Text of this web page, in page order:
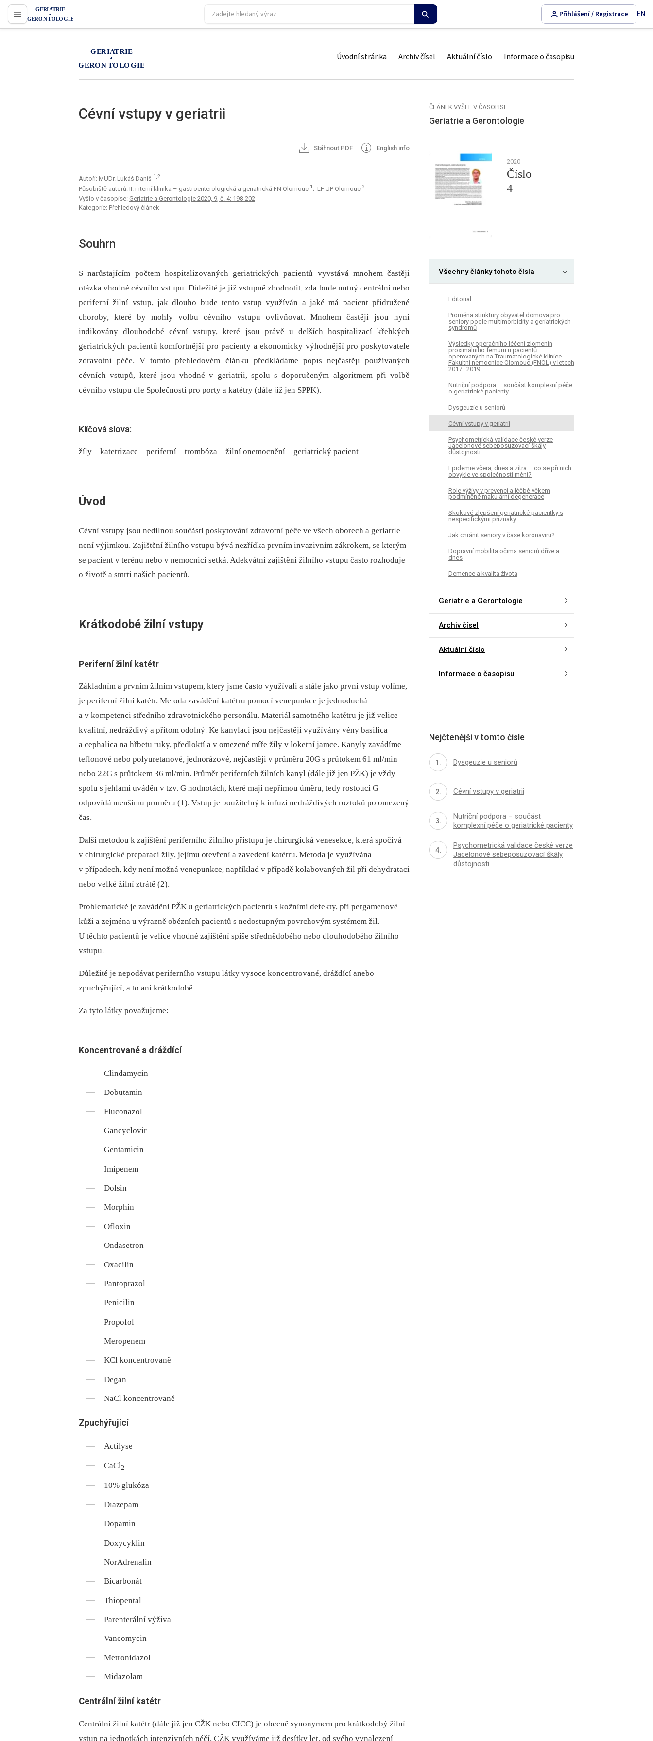
proLékaře.cz
Přihlášení / Registrace EN
proLékaře.cz Úvodní stránka Archiv čísel Aktuální číslo Informace o časopisu
Cévní vstupy v geriatrii
Stáhnout PDF English info
Autoři: MUDr. Lukáš Daniš 1,2
Působiště autorů: II. interní klinika – gastroenterologická a geriatrická FN Olomouc 1 ; LF UP Olomouc 2
Vyšlo v časopise: Geriatrie a Gerontologie 2020, 9, č. 4: 198-202
Kategorie: Přehledový článek
Souhrn
S narůstajícím počtem hospitalizovaných geriatrických pacientů vyvstává mnohem častěji
otázka vhodné cévního vstupu. Důležité je již vstupně zhodnotit, zda bude nutný centrální nebo
periferní žilní vstup, jak dlouho bude tento vstup využíván a jaké má pacient přidružené
choroby, které by mohly volbu cévního vstupu ovlivňovat. Mnohem častěji jsou nyní
indikovány dlouhodobé cévní vstupy, které jsou právě u delších hospitalizací křehkých
geriatrických pacientů komfortnější pro pacienty a ekonomicky výhodnější pro poskytovatele
zdravotní péče. V tomto přehledovém článku předkládáme popis nejčastěji používaných
cévních vstupů, které jsou vhodné v geriatrii, spolu s doporučeným algoritmem při volbě
cévního vstupu dle Společnosti pro porty a katétry (dále již jen SPPK).
Klíčová slova:
žíly – katetrizace – periferní – trombóza – žilní onemocnění – geriatrický pacient
Úvod
Cévní vstupy jsou nedílnou součástí poskytování zdravotní péče ve všech oborech a geriatrie
není výjimkou. Zajištění žilního vstupu bývá nezřídka prvním invazivním zákrokem, se kterým
se pacient v terénu nebo v nemocnici setká. Adekvátní zajištění žilního vstupu často rozhoduje
o životě a smrti našich pacientů.
Krátkodobé žilní vstupy
Periferní žilní katétr
Základním a prvním žilním vstupem, který jsme často využívali a stále jako první vstup volíme,
je periferní žilní katétr. Metoda zavádění katétru pomocí venepunkce je jednoduchá
a v kompetenci středního zdravotnického personálu. Materiál samotného katétru je již velice
kvalitní, nedráždivý a přitom odolný. Ke kanylaci jsou nejčastěji využívány vény basilica
a cephalica na hřbetu ruky, předloktí a v omezené míře žíly v loketní jamce. Kanyly zavádíme
teflonové nebo polyuretanové, jednorázové, nejčastěji v průměru 20G s průtokem 61 ml/min
nebo 22G s průtokem 36 ml/min. Průměr periferních žilních kanyl (dále již jen PŽK) je vždy
spolu s jehlami uváděn v tzv. G hodnotách, které mají nepřímou úměru, tedy rostoucí G
odpovídá menšímu průměru (1). Vstup je použitelný k infuzi nedráždivých roztoků po omezený
čas.
Další metodou k zajištění periferního žilního přístupu je chirurgická venesekce, která spočívá
v chirurgické preparaci žíly, jejímu otevření a zavedení katétru. Metoda je využívána
v případech, kdy není možná venepunkce, například v případě kolabovaných žil při dehydrataci
nebo velké žilní ztrátě (2).
Problematické je zavádění PŽK u geriatrických pacientů s kožními defekty, při pergamenové
kůži a zejména u výrazně obézních pacientů s nedostupným povrchovým systémem žil.
U těchto pacientů je velice vhodné zajištění spíše střednědobého nebo dlouhodobého žilního
vstupu.
Důležité je nepodávat periferního vstupu látky vysoce koncentrované, dráždící anebo
zpuchýřující, a to ani krátkodobě.
Za tyto látky považujeme:
Koncentrované a dráždící
Clindamycin
Dobutamin
Fluconazol
Gancyclovir
Gentamicin
Imipenem
Dolsin
Morphin
Ofloxin
Ondasetron
Oxacilin
Pantoprazol
Penicilin
Propofol
Meropenem
KCl koncentrovaně
Degan
NaCl koncentrovaně
Zpuchýřující
Actilyse
CaCl2
10% glukóza
Diazepam
Dopamin
Doxycyklin
NorAdrenalin
Bicarbonát
Thiopental
Parenterální výživa
Vancomycin
Metronidazol
Midazolam
Centrální žilní katétr
Centrální žilní katétr (dále již jen CŽK nebo CICC) je obecně synonymem pro krátkodobý žilní
vstup na jednotkách intenzivních péčí. CŽK využíváme již desítky let, od svého vynalezení
ČLÁNEK VYŠEL V ČASOPISE
Geriatrie a Gerontologie
2020
Číslo
4
Všechny články tohoto čísla
Editorial
Proměna struktury obyvatel domova pro
seniory podle multimorbidity a geriatrických
syndromů
Výsledky operačního léčení zlomenin
proximálního femuru u pacientů
operovaných na Traumatologické klinice
Fakultní nemocnice Olomouc (FNOL) v letech
2017–2019.
Nutriční podpora – součást komplexní péče
o geriatrické pacienty
Dysgeuzie u seniorů
Cévní vstupy v geriatrii
Psychometrická validace české verze
Jacelonové sebeposuzovací škály
důstojnosti
Epidemie včera, dnes a zítra – co se při nich
obvykle ve společnosti mění?
Role výživy v prevenci a léčbě věkem
podmíněné makulární degenerace
Skokové zlepšení geriatrické pacientky s
nespecifickými příznaky
Jak chránit seniory v čase koronaviru?
Dopravní mobilita očima seniorů dříve a
dnes
Demence a kvalita života
Geriatrie a Gerontologie
Archiv čísel
Aktuální číslo
Informace o časopisu
Nejčtenější v tomto čísle
Dysgeuzie u seniorů
Cévní vstupy v geriatrii
Nutriční podpora – součást
komplexní péče o geriatrické pacienty
Psychometrická validace české verze
Jacelonové sebeposuzovací škály
důstojnosti